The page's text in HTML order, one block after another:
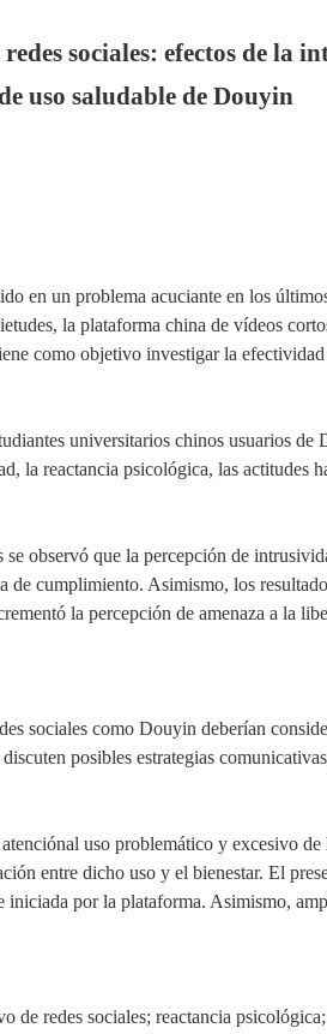
sociales: efectos de
uso saludable de Douyin
en un problema acuciante en los
la plataforma china de vídeos
como objetivo investigar la
universitarios chinos usuarios
la reactancia psicológica, las actitudes
se observó que la percepción de
de cumplimiento. Asimismo, los
la percepción de amenaza a la
sociales como Douyin deberían
discuten posibles estrategias comunicativas
ónal uso problemático y excesivo de
entre dicho uso y el bienestar. El
iniciada por la plataforma. Asimismo,
de redes sociales; reactancia